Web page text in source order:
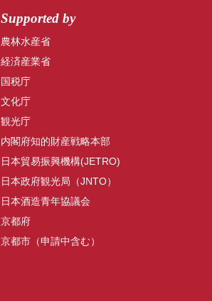
Supported by
農林水産省
経済産業省
国税庁
文化庁
観光庁
内閣府知的財産戦略本部
日本貿易振興機構(JETRO)
日本政府観光局（JNTO）
日本酒造青年協議会
京都府
京都市（申請中含む）